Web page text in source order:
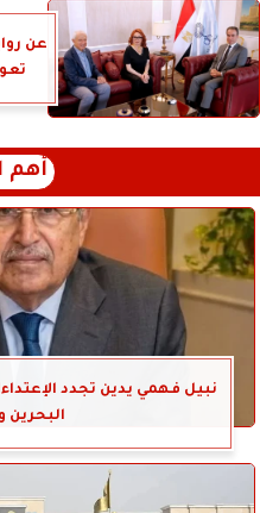
عن
أهم
نبيل فهمي يدين تجدد
البحرين